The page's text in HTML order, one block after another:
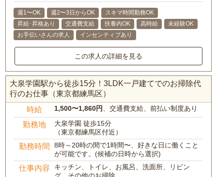
週1〜OK 週2〜3日からOK
スキマ時間勤務OK
昇給･昇格あり
交通費支給 扶養内OK 高時給
未経験OK
お手伝いさんの求人
インセンティブあり
この求人の詳細を見る
大泉学園駅から徒歩15分！3LDK一戸建てでのお掃除代
行のお仕事（東京都練馬区）
時給 1,500〜1,860円、交通費支給、前払い制度あり
勤務地
大泉学園 徒歩15分
（東京都練馬区付近）
勤務時間
8時～20時の間で1時間〜、好きな日に働くこと
が可能です。(候補の日時から選択)
仕事内容
キッチン、トイレ、お風呂、洗面所、リビン